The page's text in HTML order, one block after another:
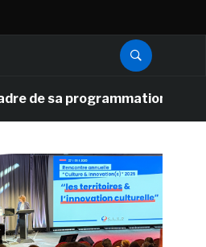
sa programmation